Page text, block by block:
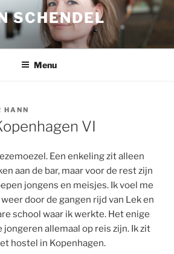
SCHENDEL
Menu
HANN
VI
Een enkeling zit alleen
aan de bar, maar voor de rest zijn
jongens en meisjes. Ik voel me
door de gangen rijd van Lek en
school waar ik werkte. Het enige
jongeren allemaal op reis zijn. Ik zit
hostel in Kopenhagen.